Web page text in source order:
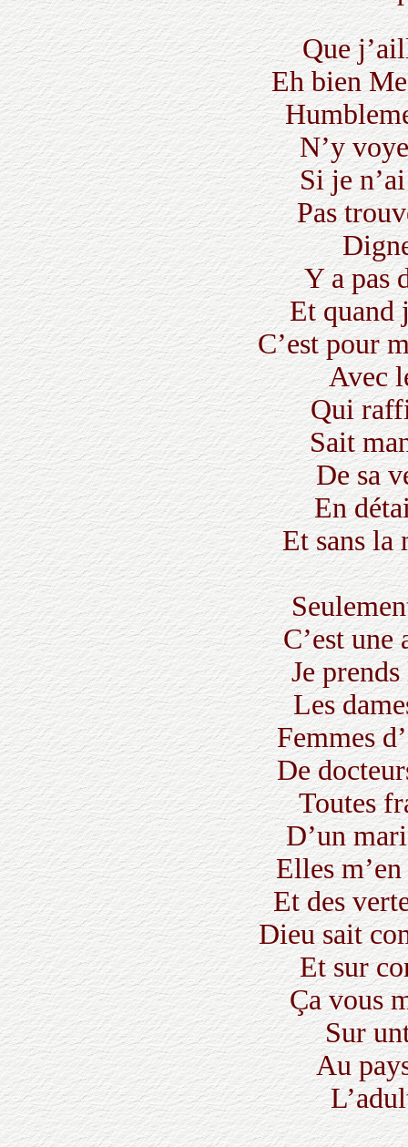
Que
Eh bien
N’y
Si je
Pas
Y a pas
Et quand
C’est pour
Avec
Qui
Sait
De sa
En
Et sans la
C’est une
Je
Les
Femmes
De
Toutes
D’un
Elles
Et des
Dieu sait
Et sur
Ça vous
Sur
Au